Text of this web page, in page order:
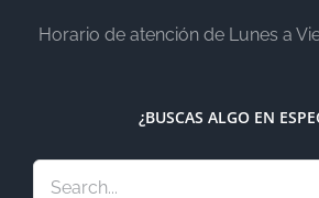
Horario de atención de Lunes a
¿BUSCAS ALGO EN